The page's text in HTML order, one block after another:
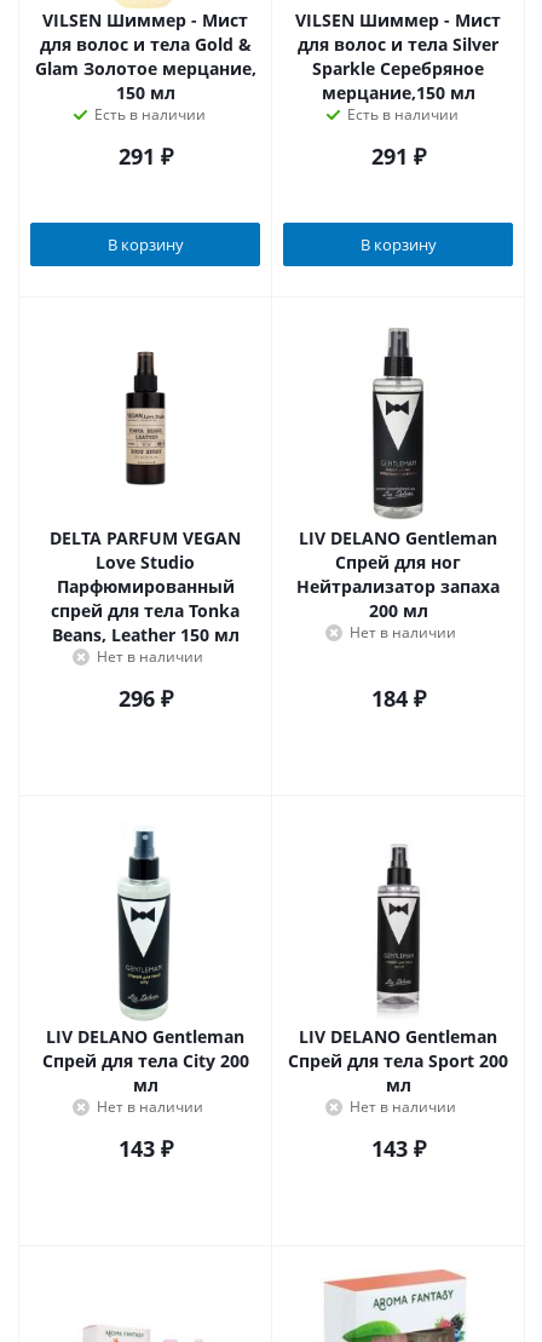
VILSEN Шиммер - Мист
для волос и тела Gold &
Glam Золотое мерцание,
150 мл
Есть в наличии
291 ₽
В корзину
VILSEN Шиммер - Мист
для волос и тела Silver
Sparkle Серебряное
мерцание,150 мл
Есть в наличии
291 ₽
В корзину
DELTA PARFUM VEGAN
Love Studio
Парфюмированный
спрей для тела Tonka
Beans, Leather 150 мл
Нет в наличии
296₽
LIV DELANO Gentleman
Спрей для ног
Нейтрализатор запаха
200 мл
Нет в наличии
184₽
LIV DELANO Gentleman
Спрей для тела City 200
мл
Нет в наличии
143₽
LIV DELANO Gentleman
Спрей для тела Sport 200
мл
Нет в наличии
143₽